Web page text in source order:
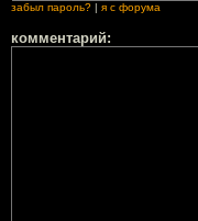
забыл пароль? | я с форума
комментарий: